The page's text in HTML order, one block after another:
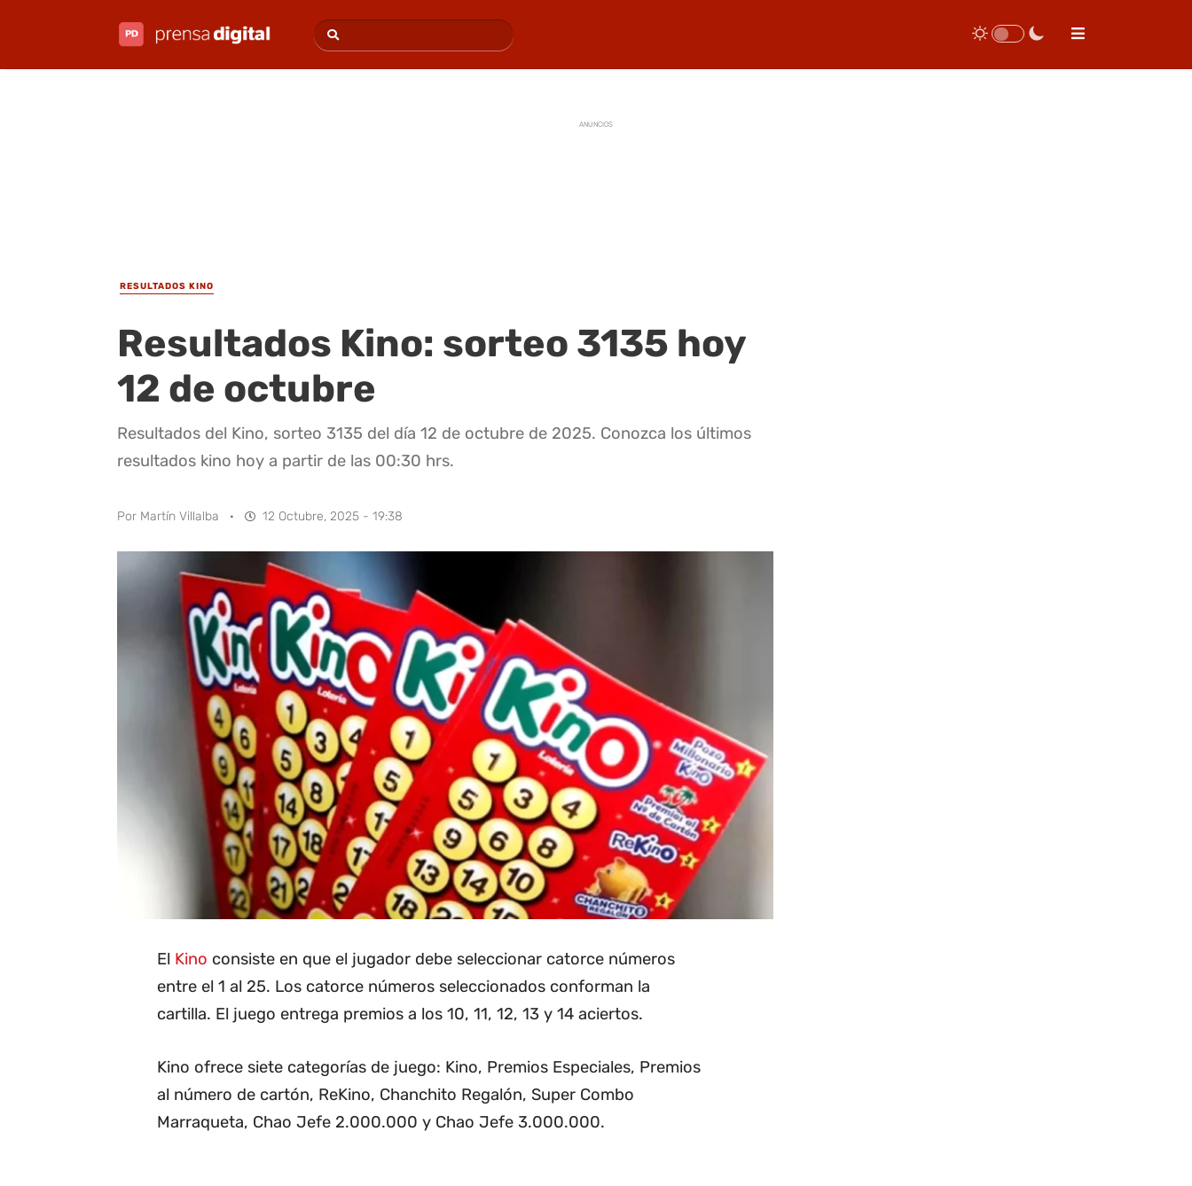
ANUNCIOS
RESULTADOS KINO
Resultados Kino: sorteo 3135 hoy
12 de octubre
Resultados del Kino, sorteo 3135 del día 12 de octubre de 2025. Conozca los últimos
resultados kino hoy a partir de las 00:30 hrs.
Por Martín Villalba · 12 Octubre, 2025 - 19:38
El Kino consiste en que el jugador debe seleccionar catorce números
entre el 1 al 25. Los catorce números seleccionados conforman la
cartilla. El juego entrega premios a los 10, 11, 12, 13 y 14 aciertos.
Kino ofrece siete categorías de juego: Kino, Premios Especiales, Premios
al número de cartón, ReKino, Chanchito Regalón, Super Combo
Marraqueta, Chao Jefe 2.000.000 y Chao Jefe 3.000.000.